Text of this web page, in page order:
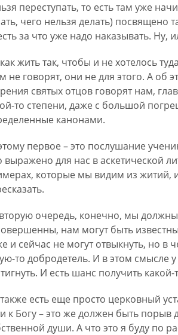
переступать, то есть там уже
чего нельзя делать) посвящено
за что уже надо наказывать. Ну,
жить так, чтобы и не хотелось
не говорят, они не для этого. А об
святых отцов говорят нам,
то степени, даже с большой
канонами.
первое – это послушание
выражено для нас в аскетической
которые мы видим из житий,
очередь, конечно, мы
нам могут быть
и сейчас не могут отвыкнуть, но
то добродетель. И в этом смысле
И есть шанс получить
есть еще просто церковный
к Богу – это же должен быть
души. А что это я буду по